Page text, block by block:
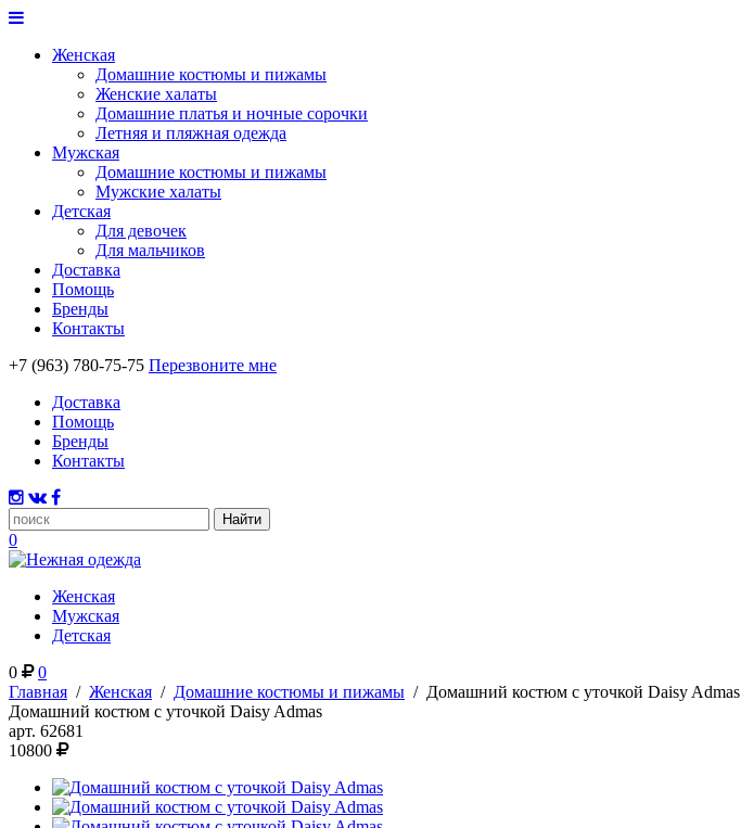
Женская
Домашние костюмы и пижамы
Женские халаты
Домашние платья и ночные сорочки
Летняя и пляжная одежда
Мужская
Домашние костюмы и пижамы
Мужские халаты
Детская
Для девочек
Для мальчиков
Доставка
Помощь
Бренды
Контакты
+7 (963) 780-75-75 Перезвоните мне
Доставка
Помощь
Бренды
Контакты
0
Женская
Мужская
Детская
0
0
Главная / Женская / Домашние костюмы и пижамы / Домашний костюм с уточкой Daisy Admas
Домашний костюм с уточкой Daisy Admas
арт. 62681
10800